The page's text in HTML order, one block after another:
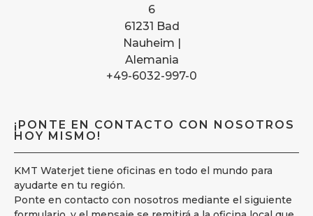
6
61231 Bad
Nauheim |
Alemania
+49-6032-997-0
¡PONTE EN CONTACTO CON NOSOTROS
HOY MISMO!
KMT Waterjet tiene oficinas en todo el mundo para
ayudarte en tu región.
Ponte en contacto con nosotros mediante el siguiente